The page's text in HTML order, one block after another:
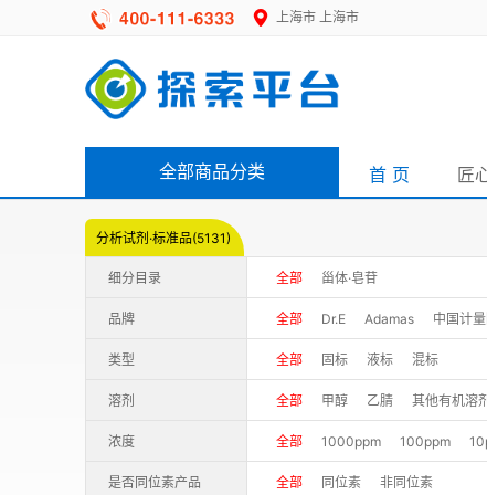
上海市 上海市
全部商品分类 首 页 匠
分析试剂·标准品(5131)
细分目录 全部 甾体·皂苷
品牌 全部 Dr.E Adamas 中国计
Larodan
Chemservice
埃法生物
山东德洋 希派 秦
Solarbio/索莱宝
TMstandard
类型 全部 固标 液标 混标
溶剂 全部 甲醇 乙腈 其他有机溶剂
浓度 全部 1000ppm 100ppm
是否同位素产品 全部 同位素 非同位素